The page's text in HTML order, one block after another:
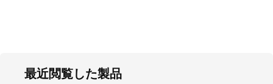
最近閲覧した製品